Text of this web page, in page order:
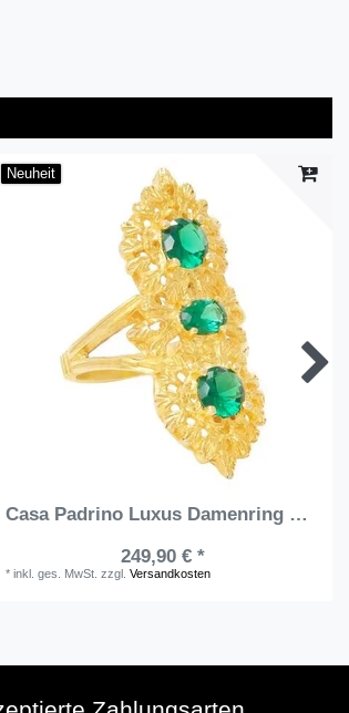
Neuheit
Casa Padrino Luxus Damenring Gold / Grün - Handgefertigter vergoldeter Ring mit 3 Edelsteinen - Luxus Damenschmuck
249,90 € *
*inkl. ges. MwSt. zzgl.Versandkosten